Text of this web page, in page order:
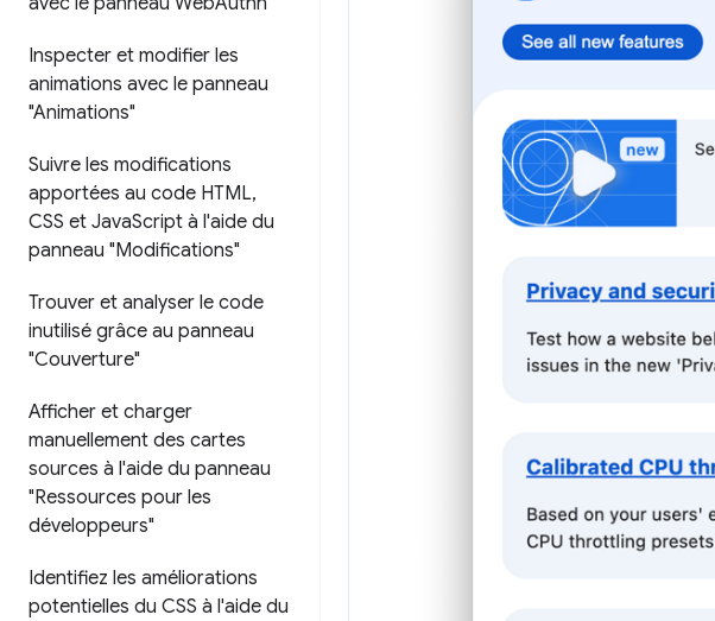
Inspecter et modifier les
animations avec le panneau
"Animations"
Suivre les modifications
apportées au code HTML,
CSS et JavaScript à l'aide du
panneau "Modifications"
Trouver et analyser le code
inutilisé grâce au panneau
"Couverture"
Afficher et charger
manuellement des cartes
sources à l'aide du panneau
"Ressources pour les
développeurs"
Identifiez les améliorations
potentielles du CSS à l'aide du